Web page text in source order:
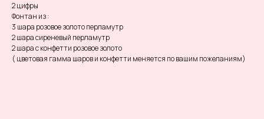
2 цифры
Фонтан из :
3 шара розовое золото перламутр
2 шара сиреневый перламутр
2 шара с конфетти розовое золото
( цветовая гамма шаров и конфетти меняется по вашим пожеланиям)